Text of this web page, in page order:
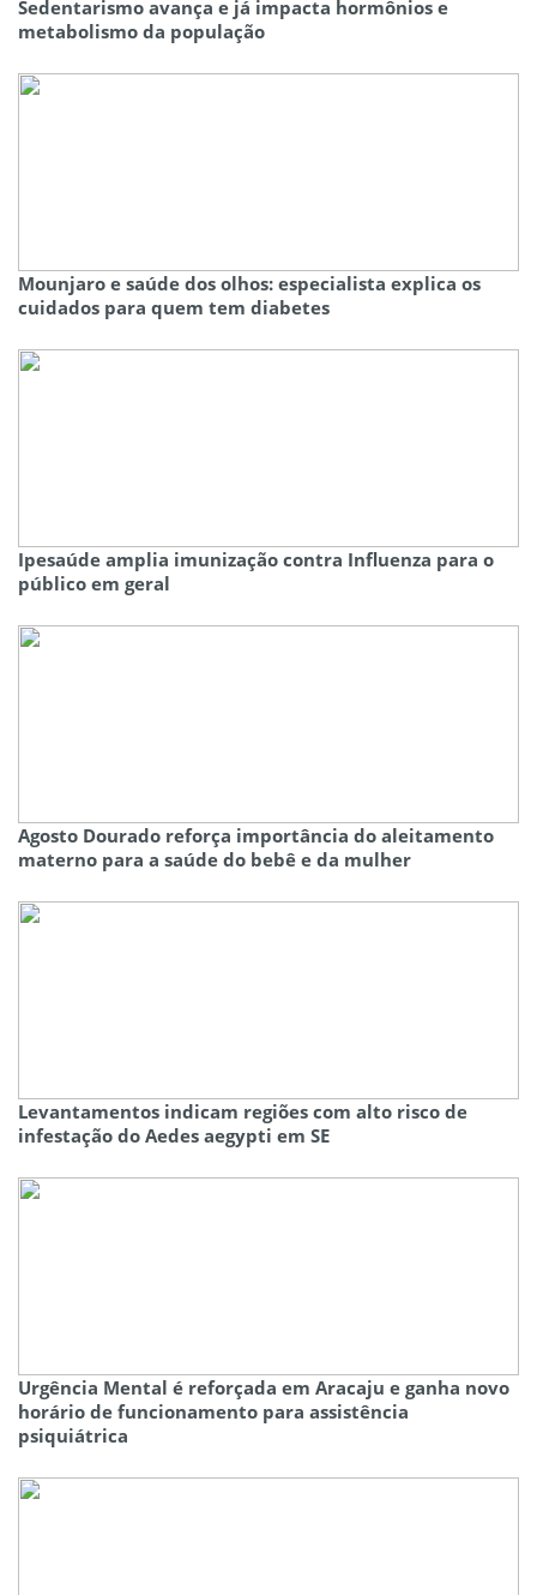
Sedentarismo avança e já impacta hormônios e
metabolismo da população
Mounjaro e saúde dos olhos: especialista explica os
cuidados para quem tem diabetes
Ipesaúde amplia imunização contra Influenza para o
público em geral
Agosto Dourado reforça importância do aleitamento
materno para a saúde do bebê e da mulher
Levantamentos indicam regiões com alto risco de
infestação do Aedes aegypti em SE
Urgência Mental é reforçada em Aracaju e ganha novo
horário de funcionamento para assistência
psiquiátrica